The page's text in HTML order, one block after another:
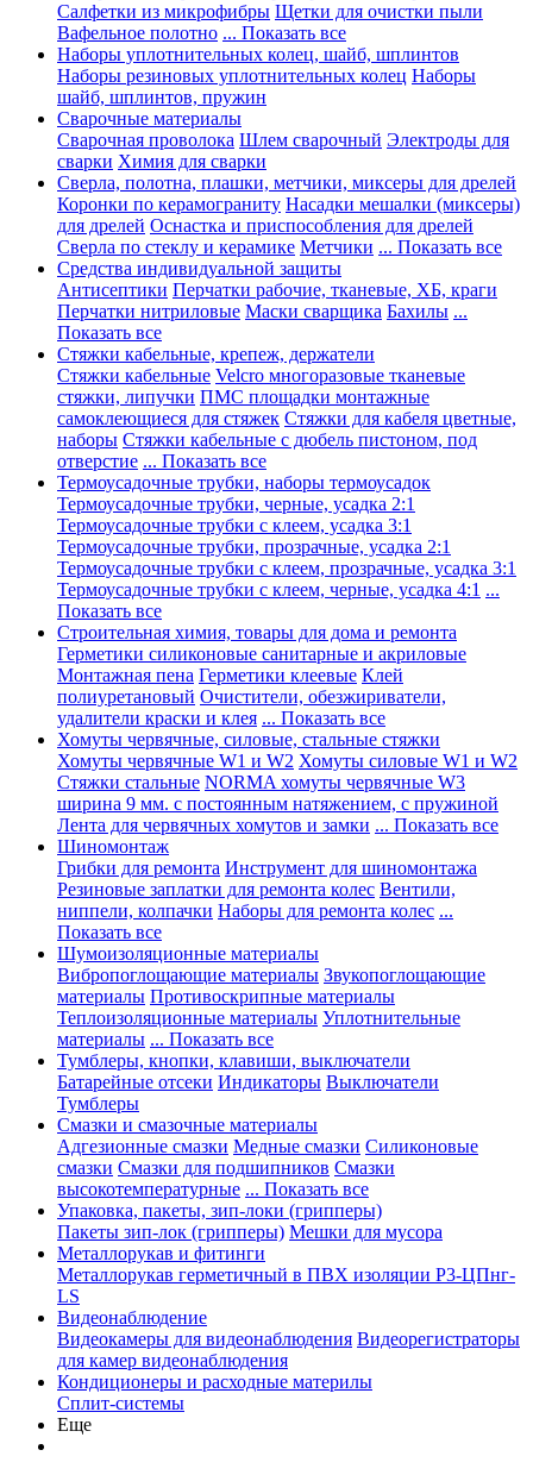
Салфетки из микрофибры Щетки для очистки пыли
Вафельное полотно ... Показать все
Наборы уплотнительных колец, шайб, шплинтов
Наборы резиновых уплотнительных колец Наборы
шайб, шплинтов, пружин
Сварочные материалы
Сварочная проволока Шлем сварочный Электроды для
сварки Химия для сварки
Сверла, полотна, плашки, метчики, миксеры для дрелей
Коронки по керамограниту Насадки мешалки (миксеры)
для дрелей Оснастка и приспособления для дрелей
Сверла по стеклу и керамике Метчики ... Показать все
Средства индивидуальной защиты
Антисептики Перчатки рабочие, тканевые, ХБ, краги
Перчатки нитриловые Маски сварщика Бахилы ...
Показать все
Стяжки кабельные, крепеж, держатели
Стяжки кабельные Velcro многоразовые тканевые
стяжки, липучки ПМС площадки монтажные
самоклеющиеся для стяжек Стяжки для кабеля цветные,
наборы Стяжки кабельные с дюбель пистоном, под
отверстие ... Показать все
Термоусадочные трубки, наборы термоусадок
Термоусадочные трубки, черные, усадка 2:1
Термоусадочные трубки с клеем, усадка 3:1
Термоусадочные трубки, прозрачные, усадка 2:1
Термоусадочные трубки с клеем, прозрачные, усадка 3:1
Термоусадочные трубки с клеем, черные, усадка 4:1 ...
Показать все
Строительная химия, товары для дома и ремонта
Герметики силиконовые санитарные и акриловые
Монтажная пена Герметики клеевые Клей
полиуретановый Очистители, обезжириватели,
удалители краски и клея ... Показать все
Хомуты червячные, силовые, стальные стяжки
Хомуты червячные W1 и W2 Хомуты силовые W1 и W2
Стяжки стальные NORMA хомуты червячные W3
ширина 9 мм. с постоянным натяжением, с пружиной
Лента для червячных хомутов и замки ... Показать все
Шиномонтаж
Грибки для ремонта Инструмент для шиномонтажа
Резиновые заплатки для ремонта колес Вентили,
ниппели, колпачки Наборы для ремонта колес ...
Показать все
Шумоизоляционные материалы
Вибропоглощающие материалы Звукопоглощающие
материалы Противоскрипные материалы
Теплоизоляционные материалы Уплотнительные
материалы ... Показать все
Тумблеры, кнопки, клавиши, выключатели
Батарейные отсеки Индикаторы Выключатели
Тумблеры
Смазки и смазочные материалы
Адгезионные смазки Медные смазки Силиконовые
смазки Смазки для подшипников Смазки
высокотемпературные ... Показать все
Упаковка, пакеты, зип-локи (грипперы)
Пакеты зип-лок (грипперы) Мешки для мусора
Металлорукав и фитинги
Металлорукав герметичный в ПВХ изоляции Р3-ЦПнг-
LS
Видеонаблюдение
Видеокамеры для видеонаблюдения Видеорегистраторы
для камер видеонаблюдения
Кондиционеры и расходные материлы
Сплит-системы
Еще